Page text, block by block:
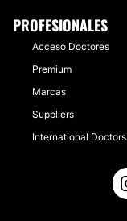
PROFESIONALES
Acceso Doctores
Premium
Marcas
Suppliers
International Doctors